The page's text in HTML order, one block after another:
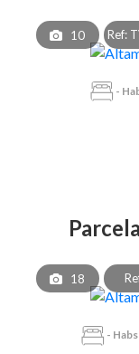
10 Ref:
-
18
- Habs